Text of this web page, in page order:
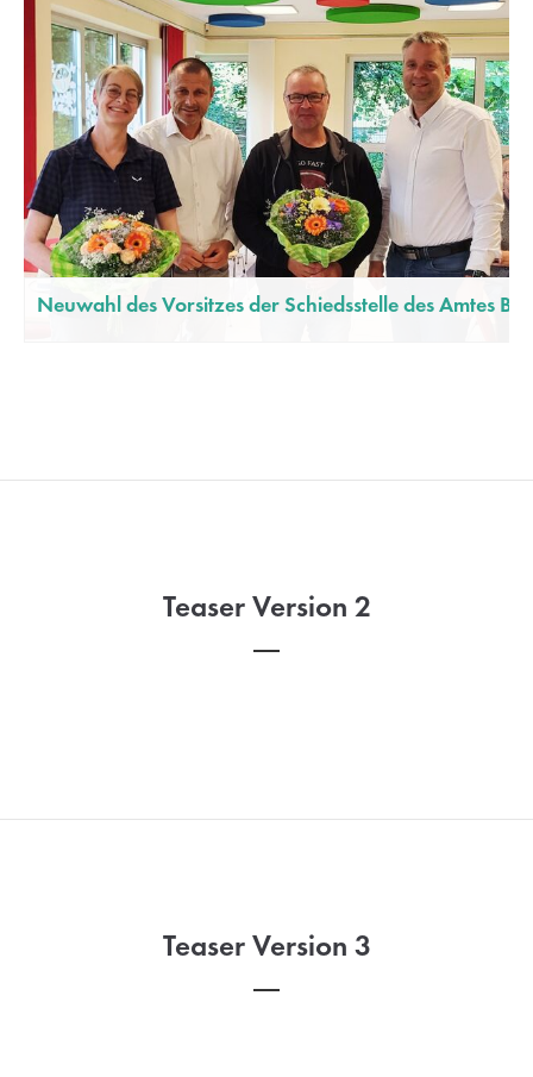
Neuwahl des Vorsitzes der Schiedsstelle des Amtes
Teaser Version 2
Teaser Version 3